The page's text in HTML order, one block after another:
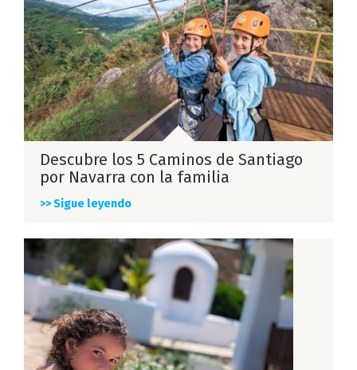
Descubre los 5 Caminos de Santiago
por Navarra con la familia
>> Sigue leyendo